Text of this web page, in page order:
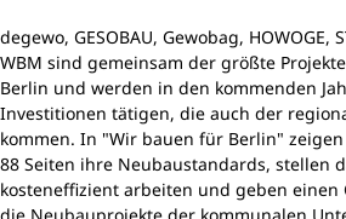
degewo, GESOBAU, Gewobag, HOWOGE,
WBM sind gemeinsam der größte
Berlin und werden in den kommenden
Investitionen tätigen, die auch der
kommen. In "Wir bauen für Berlin"
88 Seiten ihre Neubaustandards, stellen
kosteneffizient arbeiten und geben einen